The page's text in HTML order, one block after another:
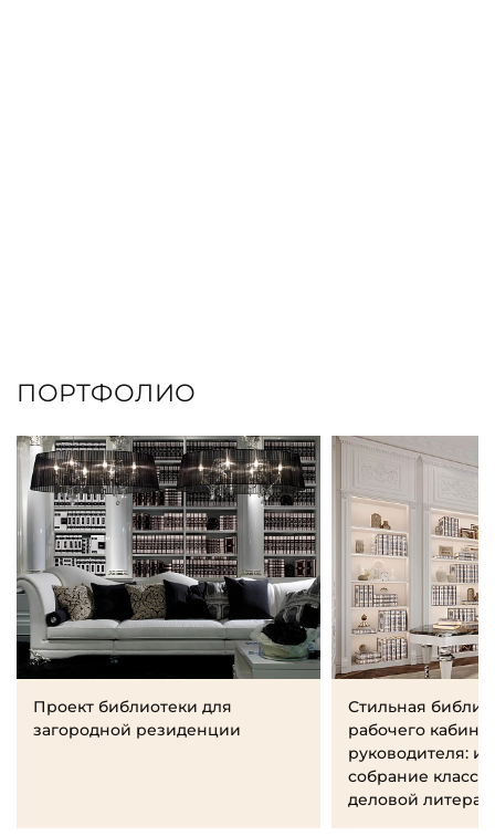
ПОРТФОЛИО
Проект библиотеки для
загородной резиденции
Стильная
рабочего
руководителя:
собрание
деловой